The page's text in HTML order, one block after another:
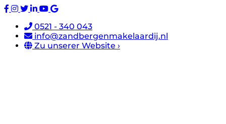
0521 - 340 043
info@zandbergenmakelaardij.nl
Zu unserer Website ›